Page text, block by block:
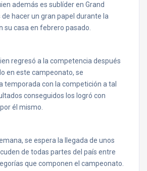
además es sublíder en Grand
hacer un gran papel durante la
su casa en febrero pasado.
regresó a la competencia después
en este campeonato, se
temporada con la competición a tal
conseguidos los logró con
él mismo.
se espera la llegada de unos
de todas partes del país entre
que componen el campeonato.